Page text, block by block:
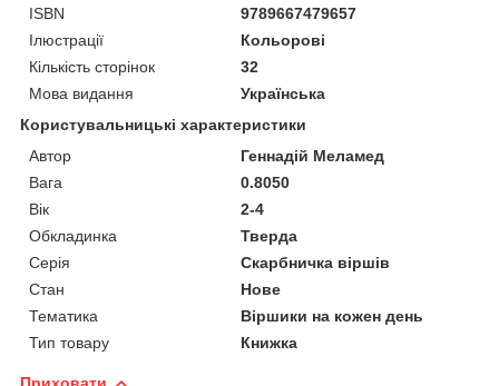
ISBN
9789667479657
Ілюстрації
Кольорові
Кількість сторінок
32
Мова видання
Українська
Користувальницькі характеристики
Автор
Геннадій Меламед
Вага
0.8050
Вік
2-4
Обкладинка
Тверда
Серія
Скарбничка віршів
Стан
Нове
Тематика
Віршики на кожен день
Тип товару
Книжка
Приховати